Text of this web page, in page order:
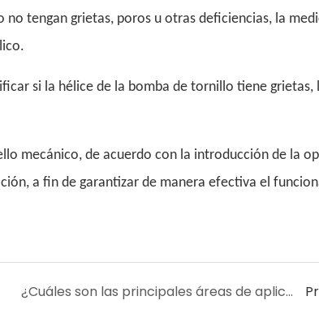
tengan grietas, poros u otras deficiencias, la
si la hélice de la bomba de tornillo tiene grietas,
mecánico, de acuerdo con la introducción de la
a fin de garantizar de manera efectiva el
¿Cuáles son las principales áreas de aplicación de los componentes de caucho?